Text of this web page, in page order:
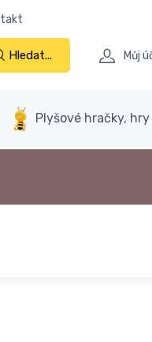
Hledat... Můj
Plyšové hračky, hry